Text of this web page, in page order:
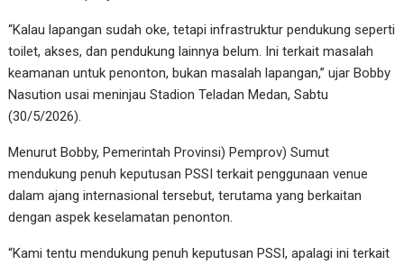
“Kalau lapangan sudah oke, tetapi infrastruktur pendukung seperti
toilet, akses, dan pendukung lainnya belum. Ini terkait masalah
keamanan untuk penonton, bukan masalah lapangan,” ujar Bobby
Nasution usai meninjau Stadion Teladan Medan, Sabtu
(30/5/2026).
Menurut Bobby, Pemerintah Provinsi) Pemprov) Sumut
mendukung penuh keputusan PSSI terkait penggunaan venue
dalam ajang internasional tersebut, terutama yang berkaitan
dengan aspek keselamatan penonton.
“Kami tentu mendukung penuh keputusan PSSI, apalagi ini terkait